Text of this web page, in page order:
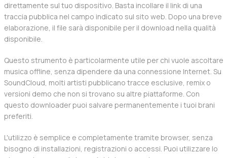
direttamente sul tuo dispositivo. Basta incollare il link di una
traccia pubblica nel campo indicato sul sito web. Dopo una breve
elaborazione, il file sarà disponibile per il download nella qualità
disponibile.
Questo strumento è particolarmente utile per chi vuole ascoltare
musica offline, senza dipendere da una connessione Internet. Su
SoundCloud, molti artisti pubblicano tracce esclusive, remix o
versioni demo che non si trovano su altre piattaforme. Con
questo downloader puoi salvare permanentemente i tuoi brani
preferiti.
L'utilizzo è semplice e completamente tramite browser, senza
bisogno di installazioni, registrazioni o accessi. Puoi utilizzare lo